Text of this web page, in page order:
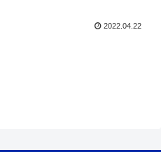
2022.04.22